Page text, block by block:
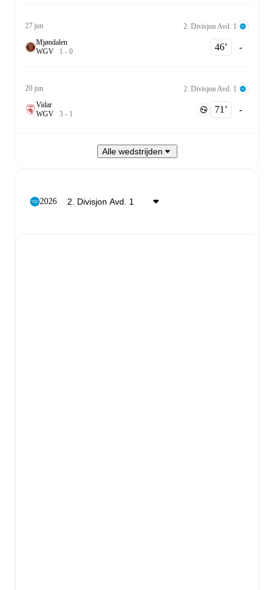
27 jun
2. Divisjon Avd. 1
Mjøndalen
WGV 1 - 0 46‎’‎ -
20 jun
2. Divisjon Avd. 1
Vidar
WGV 3 - 1 71‎’‎ -
Alle wedstrijden
2026